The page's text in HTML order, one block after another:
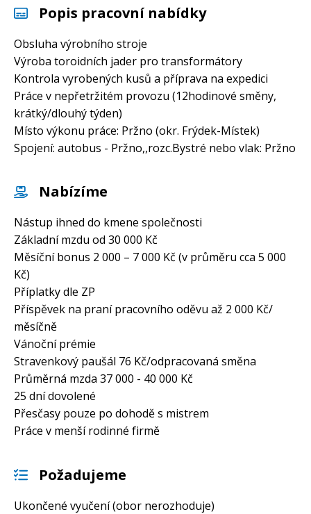
Popis pracovní nabídky
Obsluha výrobního stroje
Výroba toroidních jader pro transformátory
Kontrola vyrobených kusů a příprava na expedici
Práce v nepřetržitém provozu (12hodinové směny,
krátký/dlouhý týden)
Místo výkonu práce: Pržno (okr. Frýdek-Místek)
Spojení: autobus - Pržno,,rozc.Bystré nebo vlak: Pržno
Nabízíme
Nástup ihned do kmene společnosti
Základní mzdu od 30 000 Kč
Měsíční bonus 2 000 – 7 000 Kč (v průměru cca 5 000
Kč)
Příplatky dle ZP
Příspěvek na praní pracovního oděvu až 2 000 Kč/
měsíčně
Vánoční prémie
Stravenkový paušál 76 Kč/odpracovaná směna
Průměrná mzda 37 000 - 40 000 Kč
25 dní dovolené
Přesčasy pouze po dohodě s mistrem
Práce v menší rodinné firmě
Požadujeme
Ukončené vyučení (obor nerozhoduje)